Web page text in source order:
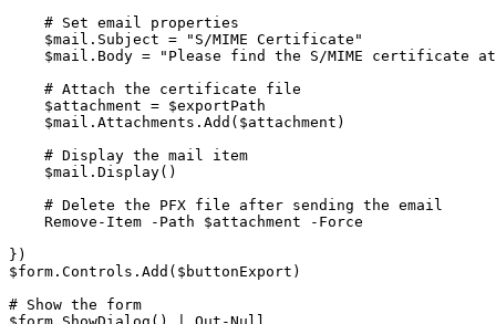
    # Set email properties
    $mail.Subject = "S/MIME Certificate"
$mail.Body = "Please find the S/MIME certificate
    # Attach the certificate file
    $attachment = $exportPath
    $mail.Attachments.Add($attachment)
    # Display the mail item
    $mail.Display()
    # Delete the PFX file after sending the email
    Remove-Item -Path $attachment -Force
})
$form.Controls.Add($buttonExport)
# Show the form